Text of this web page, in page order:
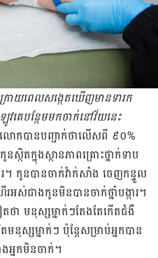
រោយ​ពេល​សង្កេត​ឃើញ​មាន​ទារក​
គេ​បន្ថែម​មក​ចាក់​នៅ​វ័យ​នេះ​
ោក​បាន​បញ្ជាក់​ថា​លើស​ពី ៩០%
ត​ក្នុង​ស្ថានភាព​គ្រោះថ្នាក់ទាប​
។ ​កូន​បាន​ចាក់​វ៉ាក់សាំង ចេញ​កន្ទួល​
អស់​ជាង​កូន​មិន​បាន​ចាក់ថ្នាំ​បង្ការ។
ថា មនុស្ស​ម្នាក់​ៗ​តែង​តែ​កើត​ជំងឺ​
នុស្ស​ម្នាក់​ៗ ប៉ុន្តែ​សម្រាប់​អ្នក​បាន​
ង​អ្នក​មិន​ចាក់។